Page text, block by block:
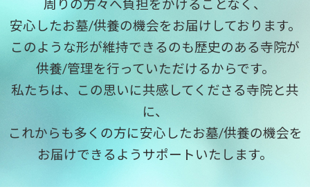
周りの方々へ負担をかけることなく、
安心したお墓/供養の機会をお届けしております。
このような形が維持できるのも歴史のある寺院が
供養/管理を行っていただけるからです。
私たちは、この思いに共感してくださる寺院と共
に、
これからも多くの方に安心したお墓/供養の機会を
お届けできるようサポートいたします。